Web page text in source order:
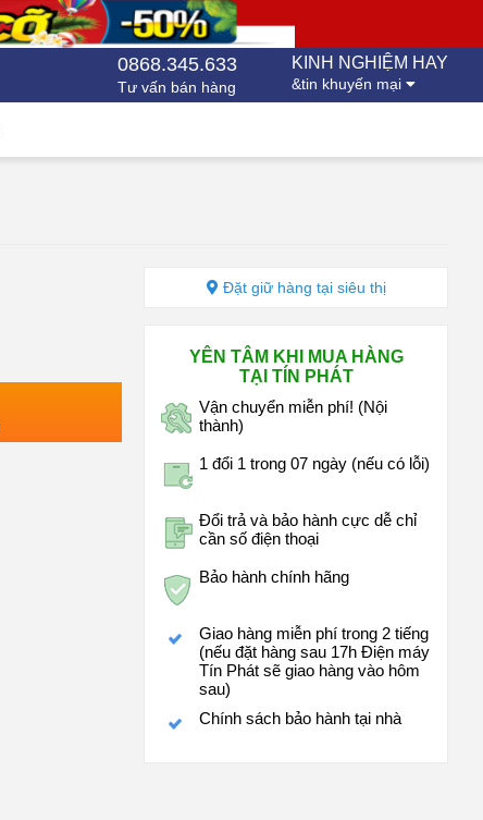
0868.345.633
Tư vấn bán hàng
KINH NGHIỆM HAY
&tin khuyến mại
Đặt giữ hàng tại siêu thị
YÊN TÂM KHI MUA HÀNG
TẠI TÍN PHÁT
Vận chuyển miễn phí! (Nội
thành)
1 đổi 1 trong 07 ngày (nếu có lỗi)
Đổi trả và bảo hành cực dễ chỉ
cần số điện thoại
Bảo hành chính hãng
Giao hàng miễn phí trong 2 tiếng
(nếu đặt hàng sau 17h Điện máy
Tín Phát sẽ giao hàng vào hôm
sau)
Chính sách bảo hành tại nhà